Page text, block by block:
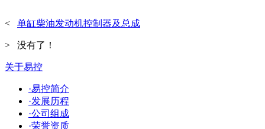
< 单缸柴油发动机控制器及总成
> 没有了！
关于易控
·易控简介
·发展历程
·公司组成
·荣誉资质